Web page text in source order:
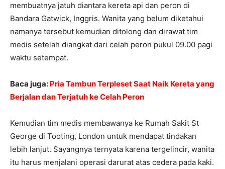
membuatnya jatuh diantara kereta api dan peron di
Bandara Gatwick, Inggris. Wanita yang belum diketahui
namanya tersebut kemudian ditolong dan dirawat tim
medis setelah diangkat dari celah peron pukul 09.00 pagi
waktu setempat.
Baca juga: Pria Tambun Terpleset Saat Naik Kereta yang
Berjalan dan Terjatuh ke Celah Peron
Kemudian tim medis membawanya ke Rumah Sakit St
George di Tooting, London untuk mendapat tindakan
lebih lanjut. Sayangnya ternyata karena tergelincir, wanita
itu harus menjalani operasi darurat atas cedera pada kaki.